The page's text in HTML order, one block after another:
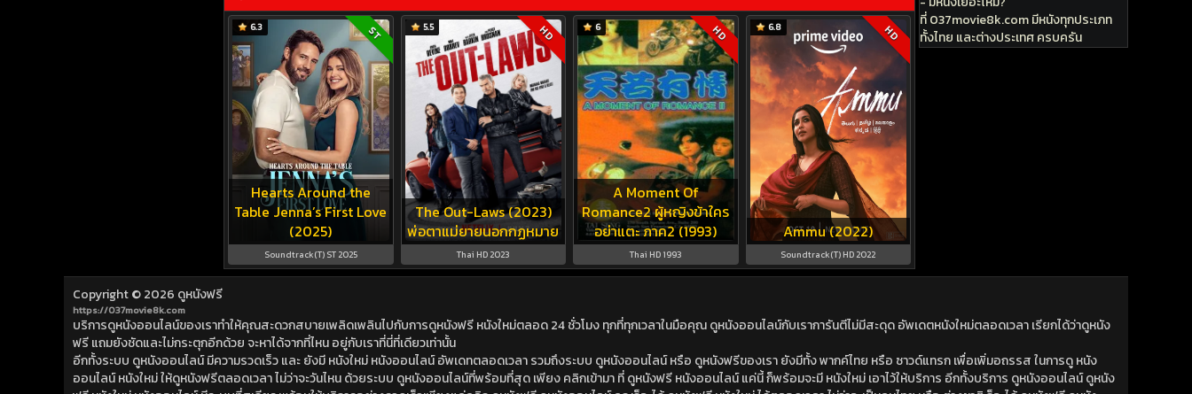
Hearts Around the
Table Jenna’s First Love
(2025)
6.3 ST
Soundtrack(T) ST 2025
The Out-Laws (2023)
พ่อตาแม่ยายนอกกฏหมาย
5.5 HD
Thai HD 2023
A Moment Of
Romance2 ผู้หญิงข้าใคร
อย่าแตะ ภาค2 (1993)
6 HD
Thai HD 1993
Ammu (2022)
6.8 HD
Soundtrack(T) HD 2022
ที่ 037movie8k.com มีหนังทุกประเภท
ทั้งไทย และต่างประเทศ ครบครัน
Copyright © 2026 ดูหนังฟรี
https://037movie8k.com
บริการดูหนังออนไลน์ของเราทำให้คุณสะดวกสบายเพลิดเพลินไปกับการดูหนังฟรี หนังใหม่ตลอด 24 ชั่วโมง ทุกที่ทุกเวลาในมือคุณ ดูหนังออนไลน์กับเราการันตีไม่มีสะดุด อัพเดตหนังใหม่ตลอดเวลา เรียกได้ว่าดูหนัง
ฟรี แถมยังชัดและไม่กระตุกอีกด้วย จะหาได้จากที่ไหน อยู่กับเราที่นี่ที่เดียวเท่านั้น
อีกทั้งระบบ ดูหนังออนไลน์ มีความรวดเร็ว และ ยังมี หนังใหม่ หนังออนไลน์ อัพเดทตลอดเวลา รวมถึงระบบ ดูหนังออนไลน์ หรือ ดูหนังฟรีของเรา ยังมีทั้ง พากค์ไทย หรือ ซาวด์แทรก เพื่อเพิ่มอถรรส ในการดู หนัง
ออนไลน์ หนังใหม่ ให้ดูหนังฟรีตลอดเวลา ไม่ว่าจะวันไหน ด้วยระบบ ดูหนังออนไลน์ที่พร้อมที่สุด เพียง คลิกเข้ามา ที่ ดูหนังฟรี หนังออนไลน์ แค่นี้ ก็พร้อมจะมี หนังใหม่ เอาไว้ให้บริการ อีกทั้งบริการ ดูหนังออนไลน์ ดูหนัง